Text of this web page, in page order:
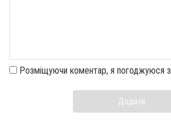
Розміщуючи коментар, я погоджуюся з
Додати